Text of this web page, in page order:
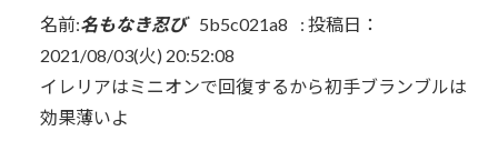
名前:名もなき忍び 5b5c021a8 : 投稿日：
2021/08/03(火) 20:52:08
イレリアはミニオンで回復するから初手ブランブルは
効果薄いよ